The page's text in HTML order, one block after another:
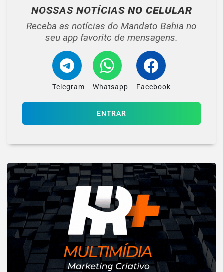
NOSSAS NOTÍCIAS NO CELULAR
Receba as notícias do Mandato Bahia no
seu app favorito de mensagens.
Telegram Whatsapp Facebook
ENTRAR